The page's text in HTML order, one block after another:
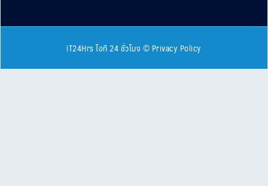
iT24Hrs ไอที 24 ชั่วโมง © Privacy Policy